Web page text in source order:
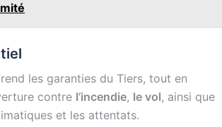
les garanties du Tiers, tout en
contre l’incendie, le vol, ainsi que
et les attentats.